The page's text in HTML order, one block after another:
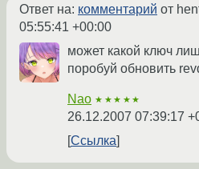
Ответ на: комментарий от
05:55:41 +00:00
может какой ключ
поробуй обновить
Nao ★★★★★
26.12.2007 07:39:17
Ссылка